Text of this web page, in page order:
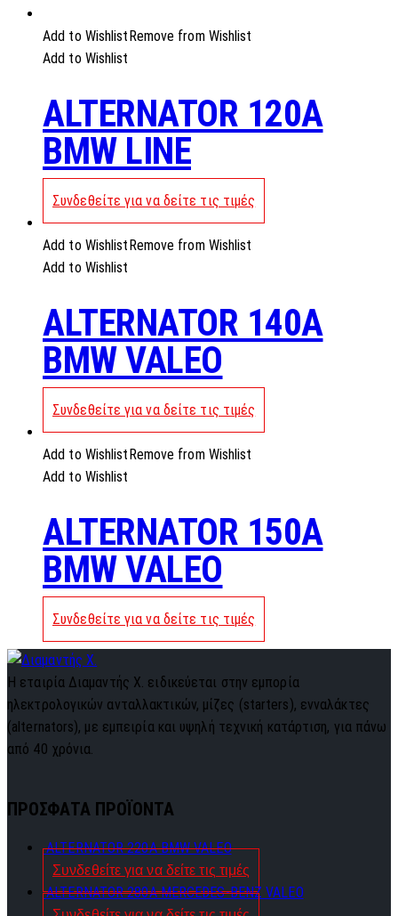
Add to Wishlist Remove from Wishlist
Add to Wishlist
ALTERNATOR 120A
BMW LINE
Συνδεθείτε για να δείτε τις τιμές
Add to WishlistRemove from Wishlist
Add to Wishlist
ALTERNATOR 140A
BMW VALEO
Συνδεθείτε για να δείτε τις τιμές
Add to WishlistRemove from Wishlist
Add to Wishlist
ALTERNATOR 150A
BMW VALEO
Συνδεθείτε για να δείτε τις τιμές
Η εταιρία Διαμαντής Χ. ειδικεύεται στην εμπορία
ηλεκτρολογικών ανταλλακτικών, μίζες (starters), ενναλάκτες
(alternators), με εμπειρία και υψηλή τεχνική κατάρτιση, για πάνω
από 40 χρόνια.
ΠΡΟΣΦΑΤΑ ΠΡΟΪΟΝΤΑ
ALTERNATOR 220A BMW VALEO
Συνδεθείτε για να δείτε τις τιμές
ALTERNATOR 280A MERCEDES-BENZ VALEO